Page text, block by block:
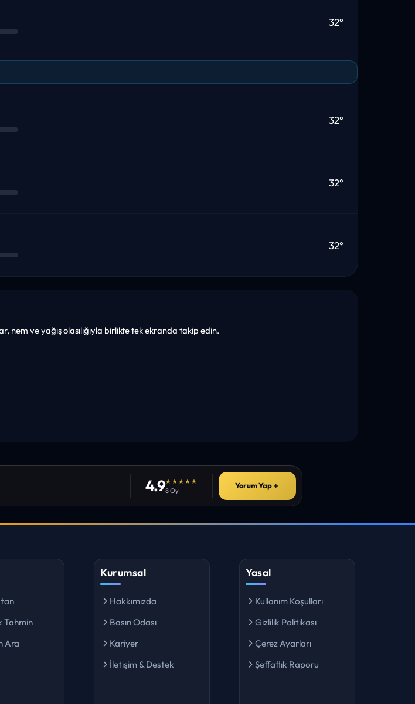
32°
32°
32°
32°
nem ve yağış olasılığıyla birlikte tek ekranda takip edin.
4.9★★★★★
8 Oy
Yorum Yap＋
Ara
Kurumsal
Kariyer
İletişim & Destek
Yasal
Kullanım Koşulları
Çerez Ayarları
Şeffaflık Raporu